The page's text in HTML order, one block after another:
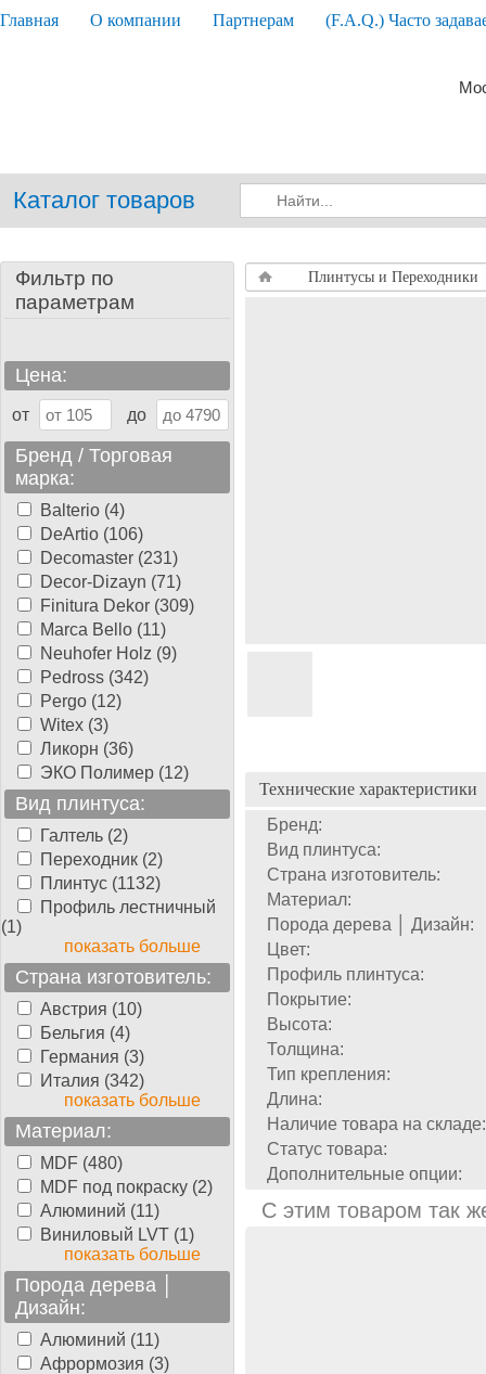
Главная О компании Партнерам (F.A.Q.) Часто
Каталог товаров
Фильтр по
параметрам
Цена:
от до
Бренд / Торговая
марка:
Balterio (4)
DeArtio (106)
Decomaster (231)
Decor-Dizayn (71)
Finitura Dekor (309)
Marca Bello (11)
Neuhofer Holz (9)
Pedross (342)
Pergo (12)
Witex (3)
Ликорн (36)
ЭКО Полимер (12)
Вид плинтуса:
Галтель (2)
Переходник (2)
Плинтус (1132)
Профиль лестничный
(1)
показать больше
Страна изготовитель:
Австрия (10)
Бельгия (4)
Германия (3)
Италия (342)
показать больше
Материал:
MDF (480)
MDF под покраску (2)
Алюминий (11)
Виниловый LVT (1)
показать больше
Порода дерева │
Дизайн:
Алюминий (11)
Афрормозия (3)
Плинтусы и Переходники
Технические характеристики
Бренд:
Вид плинтуса:
Страна изготовитель:
Материал:
Порода дерева │ Дизайн:
Цвет:
Профиль плинтуса:
Покрытие:
Высота:
Толщина:
Тип крепления:
Длина:
Наличие товара на складе:
Статус товара:
Дополнительные опции:
С этим товаром так